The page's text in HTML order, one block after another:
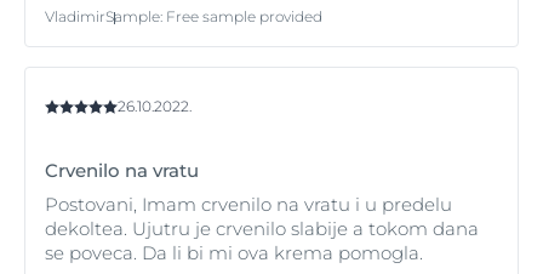
VladimirSample: Free sample provided
26.10.2022.
Crvenilo na vratu
Postovani, Imam crvenilo na vratu i u predelu
dekoltea. Ujutru je crvenilo slabije a tokom dana
se poveca. Da li bi mi ova krema pomogla.